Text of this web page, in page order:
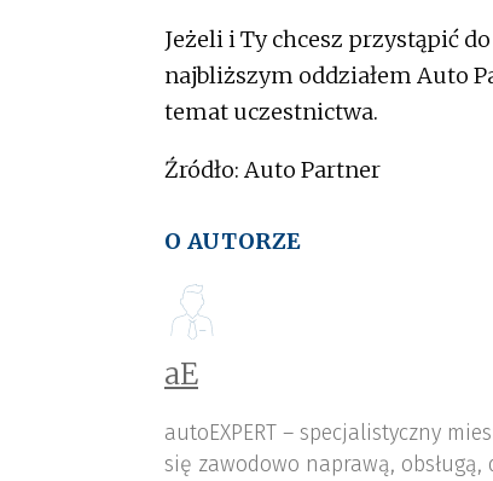
Jeżeli i Ty chcesz przystąpić
najbliższym oddziałem Auto
temat uczestnictwa.
Źródło: Auto Partner
O AUTORZE
aE
autoEXPERT – specjalistyczny
się zawodowo naprawą,